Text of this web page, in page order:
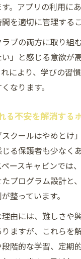
。アプリの利用に
を適切に管理する
ブの両方に取り組
」と感じる意欲が
により、学びの習
なります。
る不安を解消する
スクールはやめとけ
る保護者も少なく
ースキャビンでは
プログラム設計と
整っています。
由には、難しさや
ますが、これらを
階的な学習、定期